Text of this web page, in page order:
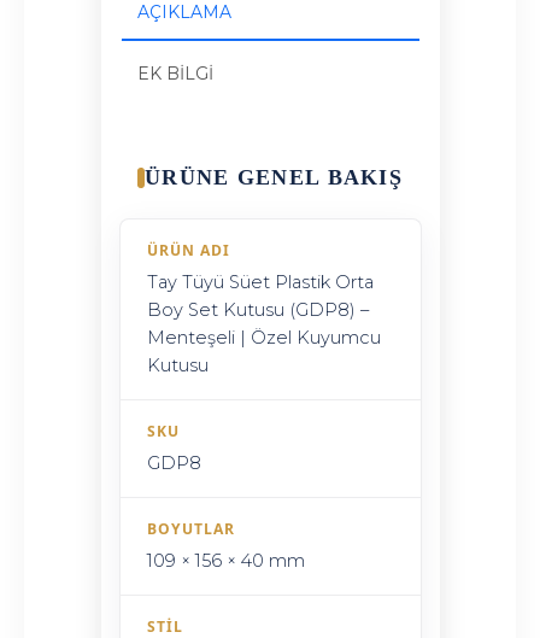
AÇIKLAMA
EK BILGI
ÜRÜNE GENEL BAKIŞ
ÜRÜN ADI
Tay Tüyü Süet Plastik Orta
Boy Set Kutusu (GDP8) –
Menteşeli | Özel Kuyumcu
Kutusu
SKU
GDP8
BOYUTLAR
109 × 156 × 40 mm
STIL